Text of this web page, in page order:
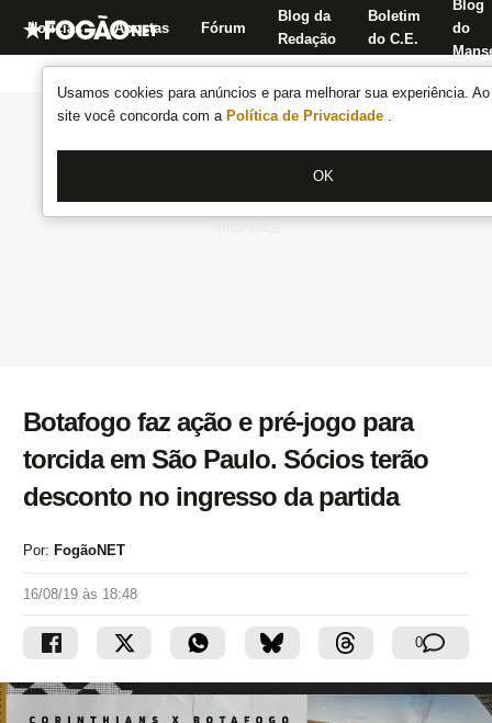
Usamos cookies para anúncios e para melhorar sua experiência.
site você concorda com a Política de Privacidade .
OK
Notícias Apostas Fórum
Blog da
Redação
Boletim
do C.E.
Blog
do
Botafogo faz ação e pré-jogo para
torcida em São Paulo. Sócios terão
desconto no ingresso da partida
Por: FogãoNET
16/08/19 às 18:48
0